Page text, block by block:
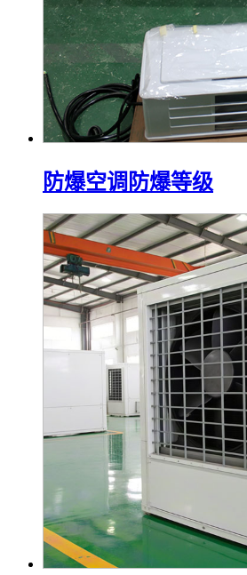
防爆空调防爆等级